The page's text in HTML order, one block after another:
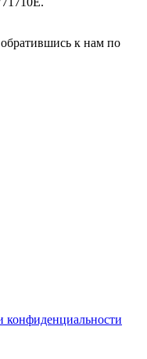
к нам по
конфиденциальности